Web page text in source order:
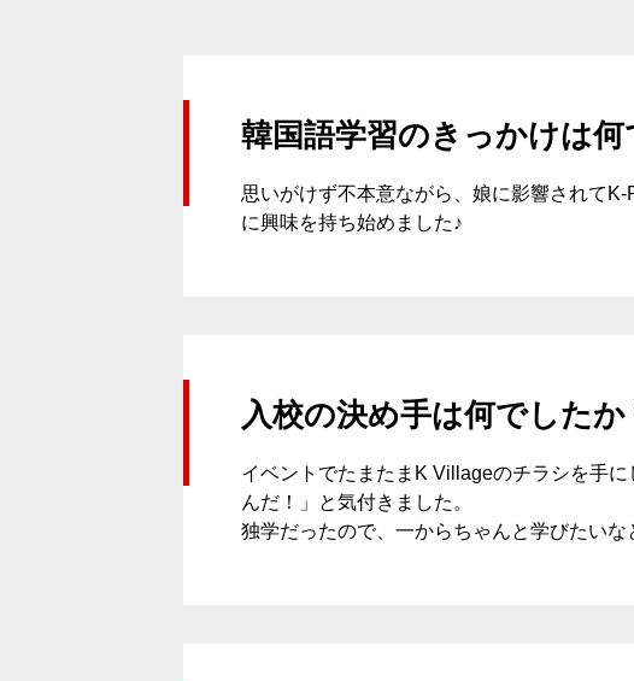
韓国語学習のきっかけは何
思いがけず不本意ながら、娘に影響されて
に興味を持ち始めました♪
入校の決め手は何でしたか
イベントでたまたまK Villageのチラシを手
んだ！」と気付きました。
独学だったので、一からちゃんと学びたい